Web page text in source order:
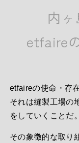
内
etfaire
etfaireの使命・存
それは縫製工場の
をしていくことだ。
その象徴的な取り